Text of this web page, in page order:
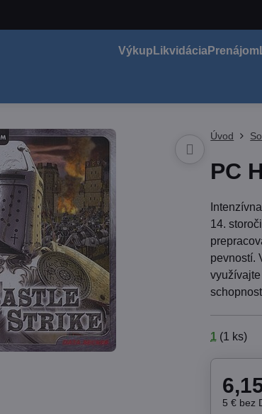
Výkup LikvidáciaPrenájom
Úvod
PC
14.
pevností.
1 (1 ks)
5 € bez